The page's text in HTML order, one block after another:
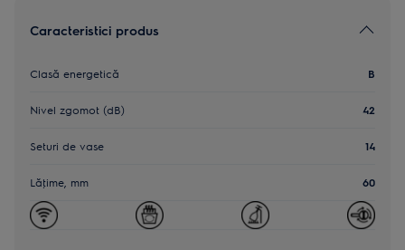
Caracteristici produs
Clasă energetică B
Nivel zgomot (dB) 42
Seturi de vase 14
Lăţime, mm 60